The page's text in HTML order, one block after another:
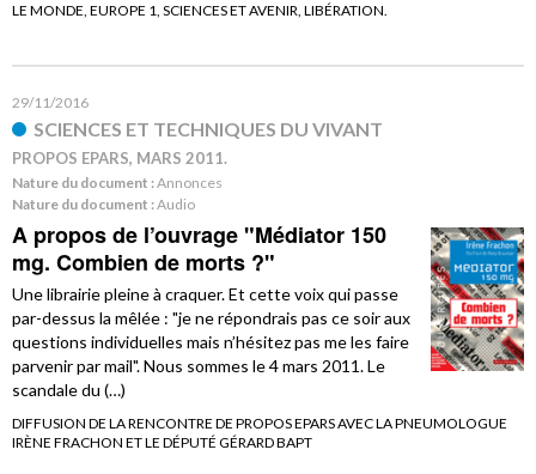
LE MONDE, EUROPE 1, SCIENCES ET AVENIR, LIBÉRATION.
29/11/2016
SCIENCES ET TECHNIQUES DU VIVANT
PROPOS EPARS, MARS 2011.
Nature du document :Annonces
Nature du document :Audio
A propos de l’ouvrage "Médiator 150
mg. Combien de morts ?"
Une librairie pleine à craquer. Et cette voix qui passe
par-dessus la mêlée : "je ne répondrais pas ce soir aux
questions individuelles mais n’hésitez pas me les faire
parvenir par mail". Nous sommes le 4 mars 2011. Le
scandale du (…)
DIFFUSION DE LA RENCONTRE DE PROPOS EPARS AVEC LA PNEUMOLOGUE
IRÈNE FRACHON ET LE DÉPUTÉ GÉRARD BAPT